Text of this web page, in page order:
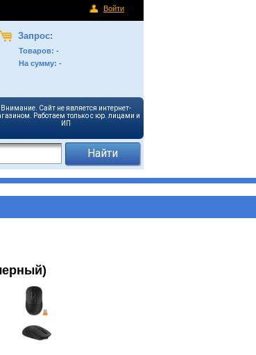
Войти
Запрос:
Товаров: -
На сумму: -
Внимание. Сайт не является интернет-
Работаем только с юр. лицами и
ИП